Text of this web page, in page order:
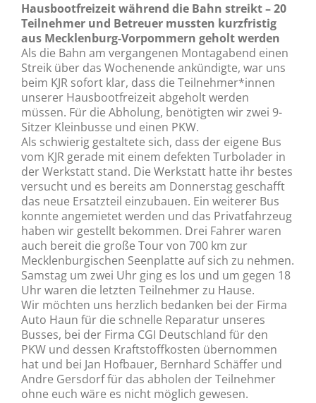
Hausbootfreizeit während die Bahn streikt – 20
Teilnehmer und Betreuer mussten kurzfristig
aus Mecklenburg-Vorpommern geholt werden
Als die Bahn am vergangenen Montagabend einen
Streik über das Wochenende ankündigte, war uns
beim KJR sofort klar, dass die Teilnehmer*innen
unserer Hausbootfreizeit abgeholt werden
müssen. Für die Abholung, benötigten wir zwei 9-
Sitzer Kleinbusse und einen PKW.
Als schwierig gestaltete sich, dass der eigene Bus
vom KJR gerade mit einem defekten Turbolader in
der Werkstatt stand. Die Werkstatt hatte ihr bestes
versucht und es bereits am Donnerstag geschafft
das neue Ersatzteil einzubauen. Ein weiterer Bus
konnte angemietet werden und das Privatfahrzeug
haben wir gestellt bekommen. Drei Fahrer waren
auch bereit die große Tour von 700 km zur
Mecklenburgischen Seenplatte auf sich zu nehmen.
Samstag um zwei Uhr ging es los und um gegen 18
Uhr waren die letzten Teilnehmer zu Hause.
Wir möchten uns herzlich bedanken bei der Firma
Auto Haun für die schnelle Reparatur unseres
Busses, bei der Firma CGI Deutschland für den
PKW und dessen Kraftstoffkosten übernommen
hat und bei Jan Hofbauer, Bernhard Schäffer und
Andre Gersdorf für das abholen der Teilnehmer
ohne euch wäre es nicht möglich gewesen.